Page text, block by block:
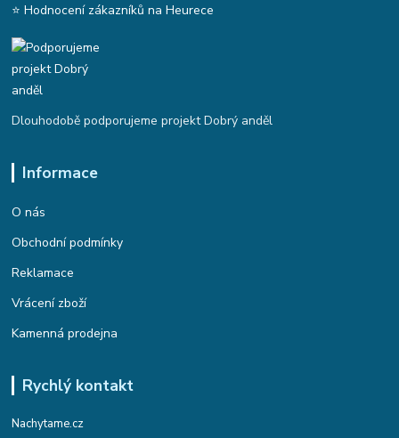
⭐ Hodnocení zákazníků na Heurece
Dlouhodobě podporujeme projekt Dobrý anděl
Informace
O nás
Obchodní podmínky
Reklamace
Vrácení zboží
Kamenná prodejna
Rychlý kontakt
Nachytame.cz